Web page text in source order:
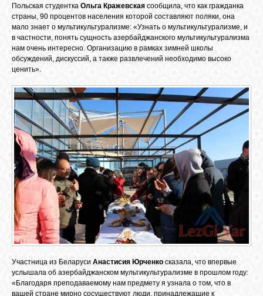
ОБЪЯВЛЕНИЯ
ВОПРОСЫ /
ОТВЕТЫ
КОНТАКТЫ
ВХОД
RSS
VK
Польская студентка Ольга Кражевская сообщила, что как гражданка
страны, 90 процентов населения которой составляют поляки, она
мало знает о мультикультурализме: «Узнать о мультикультурализме, и
в частности, понять сущность азербайджанского мультикультурализма
нам очень интересно. Организацию в рамках зимней школы
обсуждений, дискуссий, а также развлечений необходимо высоко
ценить».
Участница из Беларуси Анастисия Юрченко сказала, что впервые
услышала об азербайджанском мультикультурализме в прошлом году:
«Благодаря преподаваемому нам предмету я узнала о том, что в
вашей стране мирно сосуществуют люди, принадлежащие к